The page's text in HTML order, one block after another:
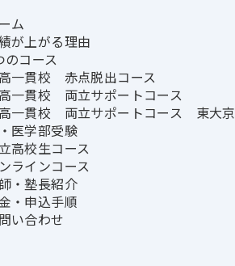
ム
が上がる理由
のコース
一貫校 赤点脱出コース
一貫校 両立サポートコース
一貫校 両立サポートコース 東大京
医学部受験
高校生コース
ラインコース
・塾長紹介
・申込手順
い合わせ